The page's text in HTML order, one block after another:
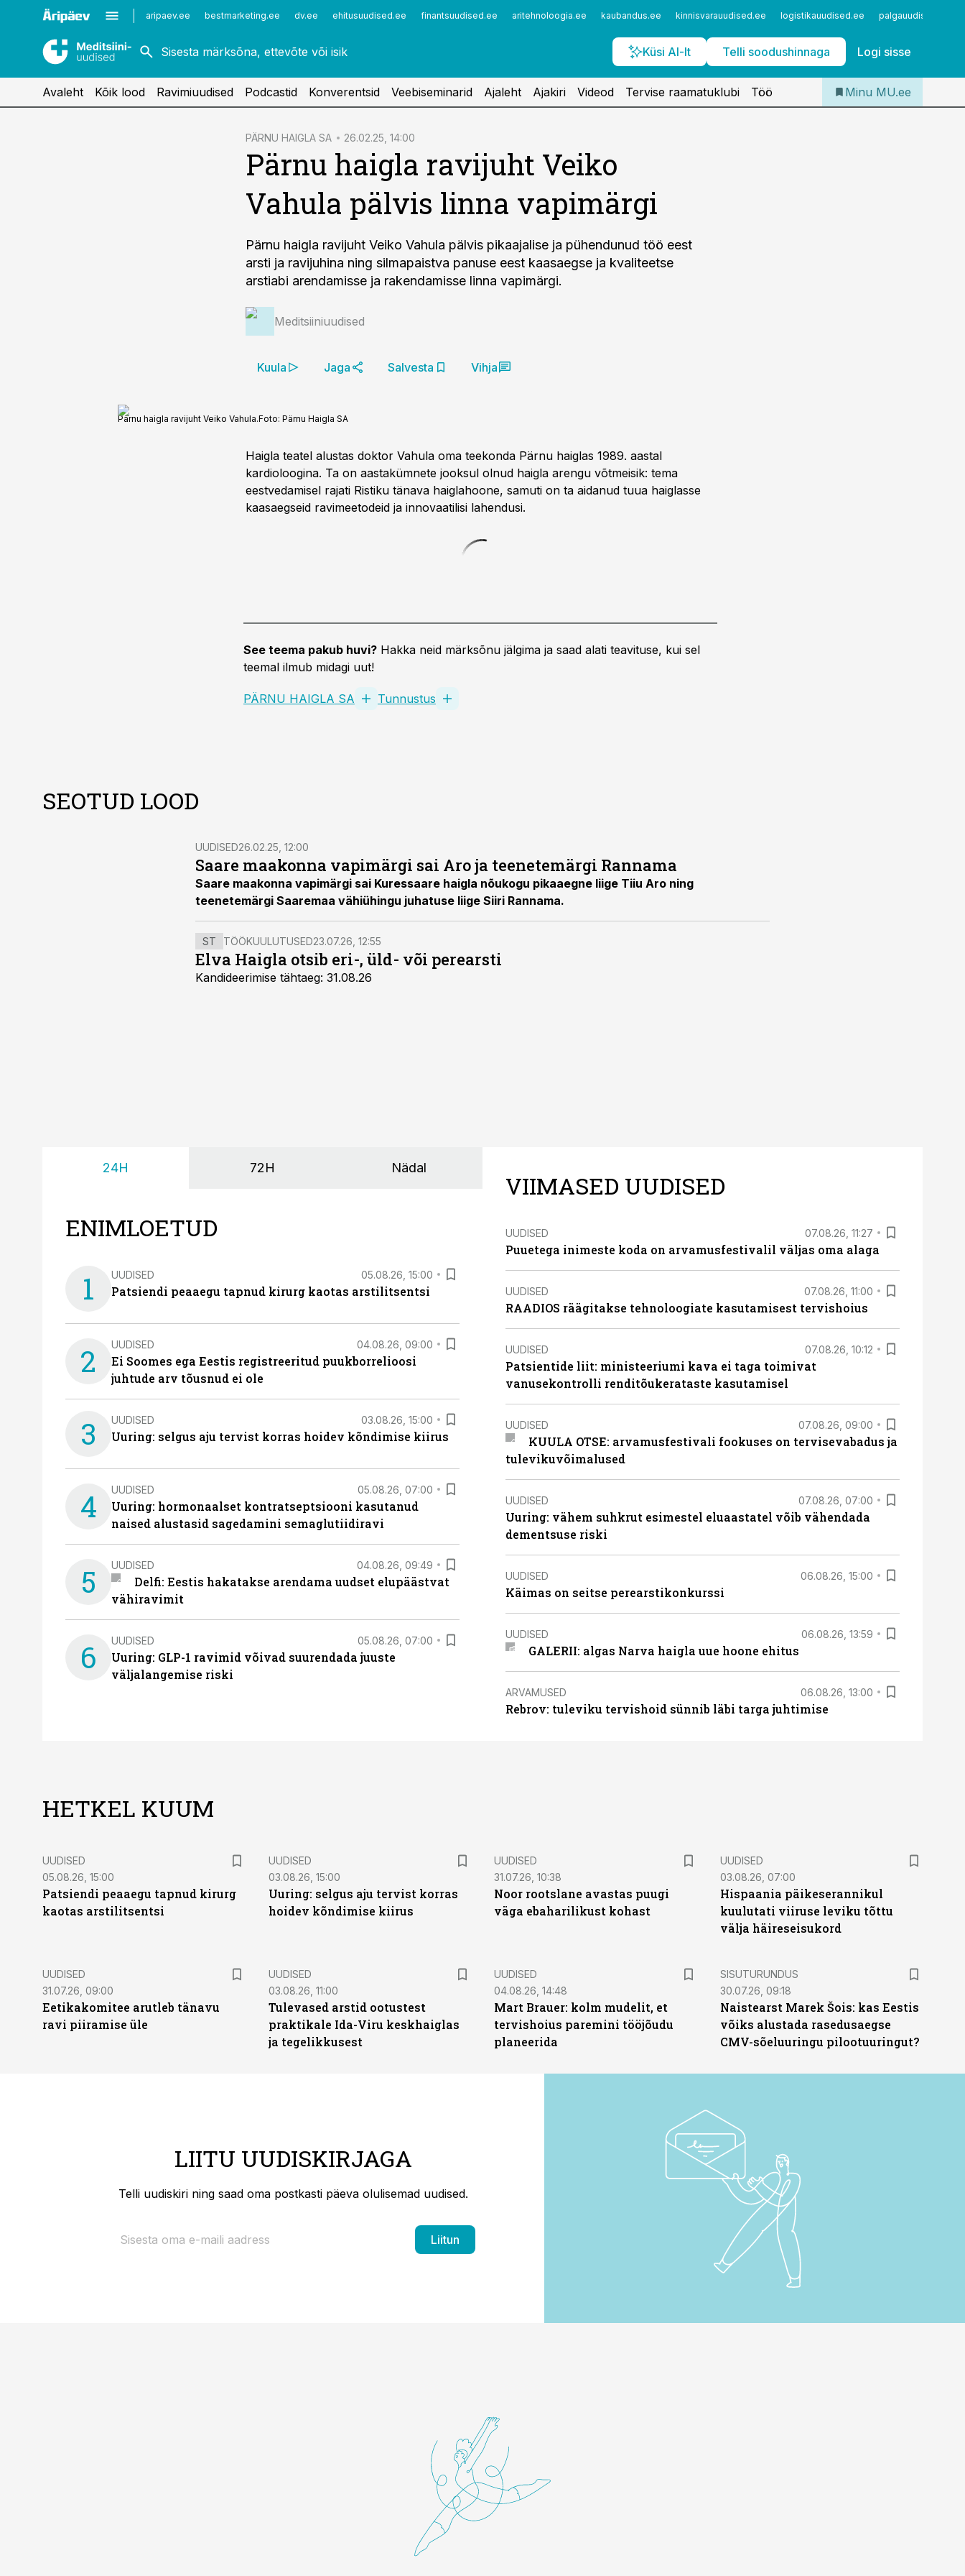
aripaev.ee bestmarketing.ee dv.ee ehitusuudised.ee finantsuudised.ee aritehnoloogia.ee kaubandus.ee kinnisvarauudised.ee logistikauudised.ee palgauudised.ee
Küsi AI-lt Telli soodushinnaga Logi sisse
Kirurgia
Naistehaigused
Vaktsineerimine
Iseteenindus
Telli Meditsiiniuudised
Avaleht Kõik lood Ravimiuudised Podcastid Konverentsid Veebiseminarid Ajaleht Ajakiri Videod Tervise raamatuklubi Töö Minu MU.ee
PÄRNU HAIGLA SA 26.02.25, 14:00
Pärnu haigla ravijuht Veiko
Vahula pälvis linna vapimärgi
Pärnu haigla ravijuht Veiko Vahula pälvis pikaajalise ja pühendunud töö eest
arsti ja ravijuhina ning silmapaistva panuse eest kaasaegse ja kvaliteetse
arstiabi arendamisse ja rakendamisse linna vapimärgi.
Meditsiiniuudised
Kuula Jaga Salvesta Vihja
Pärnu haigla ravijuht Veiko Vahula.Foto: Pärnu Haigla SA
Haigla teatel alustas doktor Vahula oma teekonda Pärnu haiglas 1989. aastal
kardioloogina. Ta on aastakümnete jooksul olnud haigla arengu võtmeisik: tema
eestvedamisel rajati Ristiku tänava haiglahoone, samuti on ta aidanud tuua haiglasse
kaasaegseid ravimeetodeid ja innovaatilisi lahendusi.
See teema pakub huvi? Hakka neid märksõnu jälgima ja saad alati teavituse, kui sel
teemal ilmub midagi uut!
PÄRNU HAIGLA SA Tunnustus
SEOTUD LOOD
UUDISED26.02.25, 12:00
Saare maakonna vapimärgi sai Aro ja teenetemärgi Rannama
Saare maakonna vapimärgi sai Kuressaare haigla nõukogu pikaaegne liige Tiiu Aro ning
teenetemärgi Saaremaa vähiühingu juhatuse liige Siiri Rannama.
ST TÖÖKUULUTUSED23.07.26, 12:55
Elva Haigla otsib eri-, üld- või perearsti
Kandideerimise tähtaeg: 31.08.26
24H 72H Nädal
ENIMLOETUD
1 UUDISED 05.08.26, 15:00
Patsiendi peaaegu tapnud kirurg kaotas arstilitsentsi
2 UUDISED 04.08.26, 09:00
Ei Soomes ega Eestis registreeritud puukborrelioosi
juhtude arv tõusnud ei ole
3 UUDISED 03.08.26, 15:00
Uuring: selgus aju tervist korras hoidev kõndimise kiirus
4 UUDISED 05.08.26, 07:00
Uuring: hormonaalset kontratseptsiooni kasutanud
naised alustasid sagedamini semaglutiidiravi
5 UUDISED 04.08.26, 09:49
Delfi: Eestis hakatakse arendama uudset elupäästvat
vähiravimit
6 UUDISED 05.08.26, 07:00
Uuring: GLP-1 ravimid võivad suurendada juuste
väljalangemise riski
VIIMASED UUDISED
UUDISED 07.08.26, 11:27
Puuetega inimeste koda on arvamusfestivalil väljas oma alaga
UUDISED 07.08.26, 11:00
RAADIOS räägitakse tehnoloogiate kasutamisest tervishoius
UUDISED 07.08.26, 10:12
Patsientide liit: ministeeriumi kava ei taga toimivat
vanusekontrolli renditõukerataste kasutamisel
UUDISED 07.08.26, 09:00
KUULA OTSE: arvamusfestivali fookuses on tervisevabadus ja
tulevikuvõimalused
UUDISED 07.08.26, 07:00
Uuring: vähem suhkrut esimestel eluaastatel võib vähendada
dementsuse riski
UUDISED 06.08.26, 15:00
Käimas on seitse perearstikonkurssi
UUDISED 06.08.26, 13:59
GALERII: algas Narva haigla uue hoone ehitus
ARVAMUSED 06.08.26, 13:00
Rebrov: tuleviku tervishoid sünnib läbi targa juhtimise
HETKEL KUUM
UUDISED
05.08.26, 15:00
Patsiendi peaaegu tapnud kirurg
kaotas arstilitsentsi
UUDISED
03.08.26, 15:00
Uuring: selgus aju tervist korras
hoidev kõndimise kiirus
UUDISED
31.07.26, 10:38
Noor rootslane avastas puugi
väga ebaharilikust kohast
UUDISED
03.08.26, 07:00
Hispaania päikeserannikul
kuulutati viiruse leviku tõttu
välja häireseisukord
UUDISED
31.07.26, 09:00
Eetikakomitee arutleb tänavu
ravi piiramise üle
UUDISED
03.08.26, 11:00
Tulevased arstid ootustest
praktikale Ida-Viru keskhaiglas
ja tegelikkusest
UUDISED
04.08.26, 14:48
Mart Brauer: kolm mudelit, et
tervishoius paremini tööjõudu
planeerida
ST
SISUTURUNDUS
30.07.26, 09:18
Naistearst Marek Šois: kas Eestis
võiks alustada rasedusaegse
CMV-sõeluuringu pilootuuringut?
LIITU UUDISKIRJAGA
Telli uudiskiri ning saad oma postkasti päeva olulisemad uudised.
Liitun